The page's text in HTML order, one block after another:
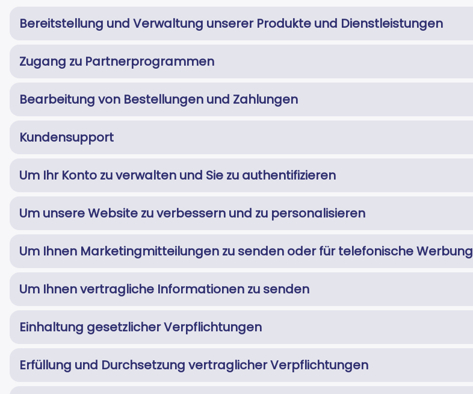
Bereitstellung und Verwaltung unserer Produkte und Dienstleistungen
Zugang zu Partnerprogrammen
Bearbeitung von Bestellungen und Zahlungen
Kundensupport
Um Ihr Konto zu verwalten und Sie zu authentifizieren
Um unsere Website zu verbessern und zu personalisieren
Um Ihnen Marketingmitteilungen zu senden oder für telefonische Werbung
Um Ihnen vertragliche Informationen zu senden
Einhaltung gesetzlicher Verpflichtungen
Erfüllung und Durchsetzung vertraglicher Verpflichtungen